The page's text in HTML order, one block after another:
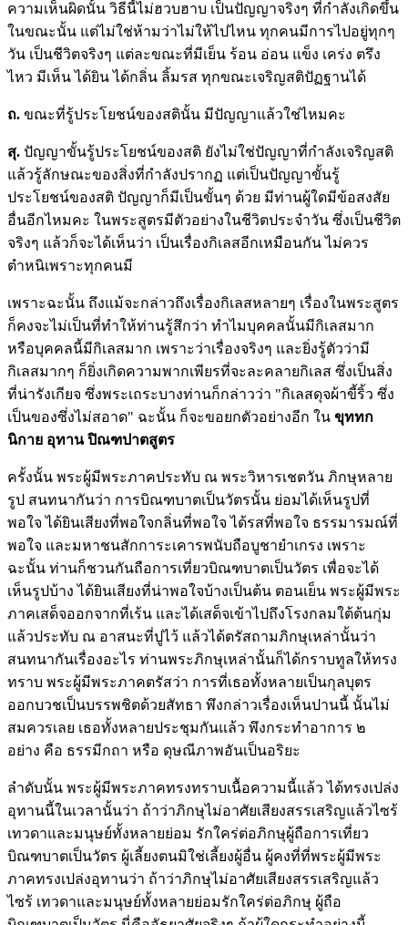
ความเห็นผิดนั้น วิธีนี้ไม่ฮวบฮาบ เป็นปัญญาจริงๆ ที่กำลังเกิดขึ้น
ในขณะนั้น แต่ไม่ใช่ห้ามว่าไม่ให้ไปไหน ทุกคนมีการไปอยู่ทุกๆ
วัน เป็นชีวิตจริงๆ แต่ละขณะที่มีเย็น ร้อน อ่อน แข็ง เคร่ง ตรึง
ไหว มีเห็น ได้ยิน ได้กลิ่น ลิ้มรส ทุกขณะเจริญสติปัฏฐานได้
ถ. ขณะที่รู้ประโยชน์ของสตินั้น มีปัญญาแล้วใช่ไหมคะ
สุ. ปัญญาขั้นรู้ประโยชน์ของสติ ยังไม่ใช่ปัญญาที่กำลังเจริญสติ
แล้วรู้ลักษณะของสิ่งที่กำลังปรากฏ แต่เป็นปัญญาขั้นรู้
ประโยชน์ของสติ ปัญญาก็มีเป็นขั้นๆ ด้วย มีท่านผู้ใดมีข้อสงสัย
อื่นอีกไหมคะ ในพระสูตรมีตัวอย่างในชีวิตประจำวัน ซึ่งเป็นชีวิต
จริงๆ แล้วก็จะได้เห็นว่า เป็นเรื่องกิเลสอีกเหมือนกัน ไม่ควร
ตำหนิเพราะทุกคนมี
เพราะฉะนั้น ถึงแม้จะกล่าวถึงเรื่องกิเลสหลายๆ เรื่องในพระสูตร
ก็คงจะไม่เป็นที่ทำให้ท่านรู้สึกว่า ทำไมบุคคลนั้นมีกิเลสมาก
หรือบุคคลนี้มีกิเลสมาก เพราะว่าเรื่องจริงๆ และยิ่งรู้ตัวว่ามี
กิเลสมากๆ ก็ยิ่งเกิดความพากเพียรที่จะละคลายกิเลส ซึ่งเป็นสิ่ง
ที่น่ารังเกียจ ซึ่งพระเถระบางท่านก็กล่าวว่า "กิเลสดุจผ้าขี้ริ้ว ซึ่ง
เป็นของซึ่งไม่สอาด" ฉะนั้น ก็จะขอยกตัวอย่างอีก ใน ขุททก
นิกาย อุทาน ปิณฑปาตสูตร
ครั้งนั้น พระผู้มีพระภาคประทับ ณ พระวิหารเชตวัน ภิกษุหลาย
รูป สนทนากันว่า การบิณฑบาตเป็นวัตรนั้น ย่อมได้เห็นรูปที่
พอใจ ได้ยินเสียงที่พอใจกลิ่นที่พอใจ ได้รสที่พอใจ ธรรมารมณ์ที่
พอใจ และมหาชนสักการะเคารพนับถือบูชายำเกรง เพราะ
ฉะนั้น ท่านก็ชวนกันถือการเที่ยวบิณฑบาตเป็นวัตร เพื่อจะได้
เห็นรูปบ้าง ได้ยินเสียงที่น่าพอใจบ้างเป็นต้น ตอนเย็น พระผู้มีพระ
ภาคเสด็จออกจากที่เร้น และได้เสด็จเข้าไปถึงโรงกลมใต้ต้นกุ่ม
แล้วประทับ ณ อาสนะที่ปูไว้ แล้วได้ตรัสถามภิกษุเหล่านั้นว่า
สนทนากันเรื่องอะไร ท่านพระภิกษุเหล่านั้นก็ได้กราบทูลให้ทรง
ทราบ พระผู้มีพระภาคตรัสว่า การที่เธอทั้งหลายเป็นกุลบุตร
ออกบวชเป็นบรรพชิตด้วยสัทธา พึงกล่าวเรื่องเห็นปานนี้ นั้นไม่
สมควรเลย เธอทั้งหลายประชุมกันแล้ว พึงกระทำอาการ ๒
อย่าง คือ ธรรมีกถา หรือ ดุษณีภาพอันเป็นอริยะ
ลำดับนั้น พระผู้มีพระภาคทรงทราบเนื้อความนี้แล้ว ได้ทรงเปล่ง
อุทานนี้ในเวลานั้นว่า ถ้าว่าภิกษุไม่อาศัยเสียงสรรเสริญแล้วไซร้
เทวดาและมนุษย์ทั้งหลายย่อม รักใคร่ต่อภิกษุผู้ถือการเที่ยว
บิณฑบาตเป็นวัตร ผู้เลี้ยงตนมิใช่เลี้ยงผู้อื่น ผู้คงที่ที่พระผู้มีพระ
ภาคทรงเปล่งอุทานว่า ถ้าว่าภิกษุไม่อาศัยเสียงสรรเสริญแล้ว
ไซร้ เทวดาและมนุษย์ทั้งหลายย่อมรักใคร่ต่อภิกษุ ผู้ถือ